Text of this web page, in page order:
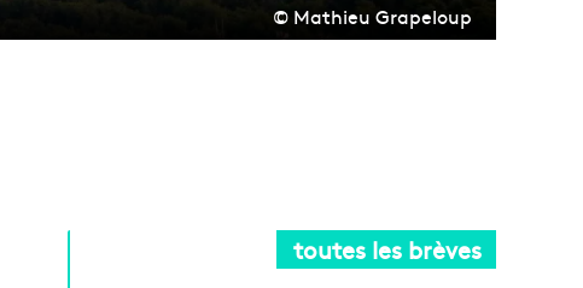
© Mathieu Grapeloup
toutes les brèves